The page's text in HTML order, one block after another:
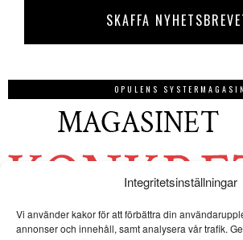
Integritetsinställningar
Vi använder kakor för att förbättra din
annonser och innehåll, samt analysera vår trafik.
OPULENS SYSTERMAGASIN